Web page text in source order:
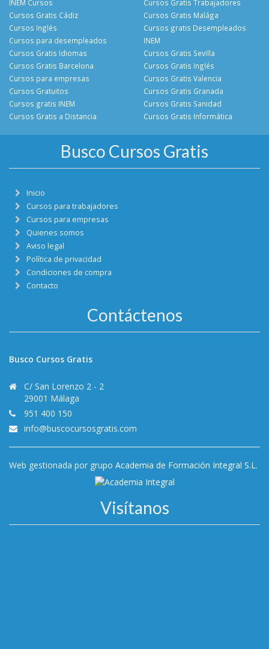
INEM Cursos
Cursos Gratis Cádiz
Cursos Gratis Trabajadores
Cursos Gratis Malága
Cursos Inglés
Cursos para desempleados
Cursos Gratis Idiomas
Cursos Gratis Barcelona
Cursos gratis Desempleados
INEM
Cursos Gratis Sevilla
Cursos Gratis Inglés
Cursos para empresas
Cursos Gratuitos
Cursos gratis INEM
Cursos Gratis a Distancia
Cursos Gratis Valencia
Cursos Gratis Granada
Cursos Gratis Sanidad
Cursos Gratis Informática
Busco Cursos Gratis
Inicio
Cursos para trabajadores
Cursos para empresas
Quienes somos
Aviso legal
Política de privacidad
Condiciones de compra
Contacto
Contáctenos
Busco Cursos Gratis
C/ San Lorenzo 2 - 2
29001 Málaga
951 400 150
info@buscocursosgratis.com
Web gestionada por grupo Academia de Formación Integral S.L.
Visítanos